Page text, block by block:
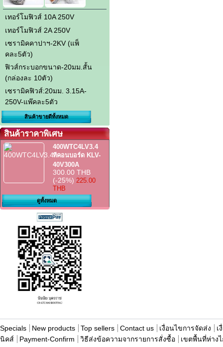
เทอร์โมฟิวส์ 10A 250V
เทอร์โมฟิวส์ 2A 250V
เซรามิคคาปาฯ-2KV (แพ็
คละ5ตัว)
ฟิวส์กระบอกขนาด-20มม.สั้น
(กล่องละ 10ตัว)
เซรามิคฟิวส์:20มม. 3.15A-
250V-แพ๊คละ5ตัว
สินค้าขายดีทั้งหมด
สินค้าราคาพิเศษ
400WTC4LV3.4
ทีคอนบอร์ด KLV-
40V300A
300.00 THB
(-25%) 225.00
THB
ดูทั้งหมด
Specials New products Top sellers Contact us เงื่อนไขการจัดส่ง
เ
นิคส์
Payment-Confirm วิธีส่งข้อความจากรายการสั่งซื้อ เขตพื้นที่ห่าง